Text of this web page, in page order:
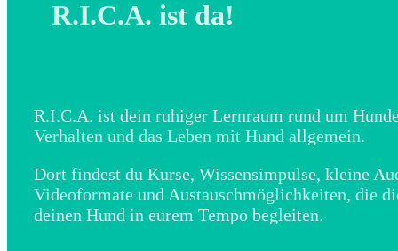
R.I.C.A. ist da!
R.I.C.A. ist dein ruhiger Lernraum rund um
Verhalten und das Leben mit Hund allgemein.
Dort findest du Kurse, Wissensimpulse, kleine
Videoformate und Austauschmöglichkeiten, die
deinen Hund in eurem Tempo begleiten.